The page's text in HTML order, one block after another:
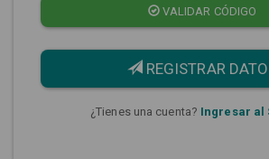
VALIDAR CÓDIGO
REGISTRAR
¿Tienes una cuenta? Ingresar al